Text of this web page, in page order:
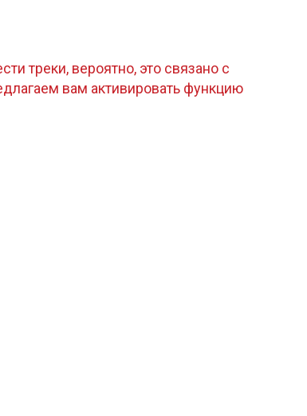
треки, вероятно, это связано с
вам активировать функцию